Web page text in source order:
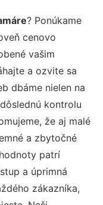
? Ponúkame
cenovo
vašim
a ozvite sa
dbáme nielen na
kontrolu
že aj malé
a zbytočné
patrí
a úprimná
zákazníka,